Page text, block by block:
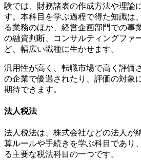
験では、財務諸表の作成方法や理論
す。本科目を学ぶ過程で得た知識は
る業務のほか、経営企画部門での事
の融資判断、コンサルティングファ
ど、幅広い職種に生かせます。
汎用性が高く、転職市場で高く評価
の企業で優遇されたり、評価の対象
期待できます。
法人税法
法人税法は、株式会社などの法人が
算ルールや手続きを学ぶ科目であり
る主要な税法科目の一つです。